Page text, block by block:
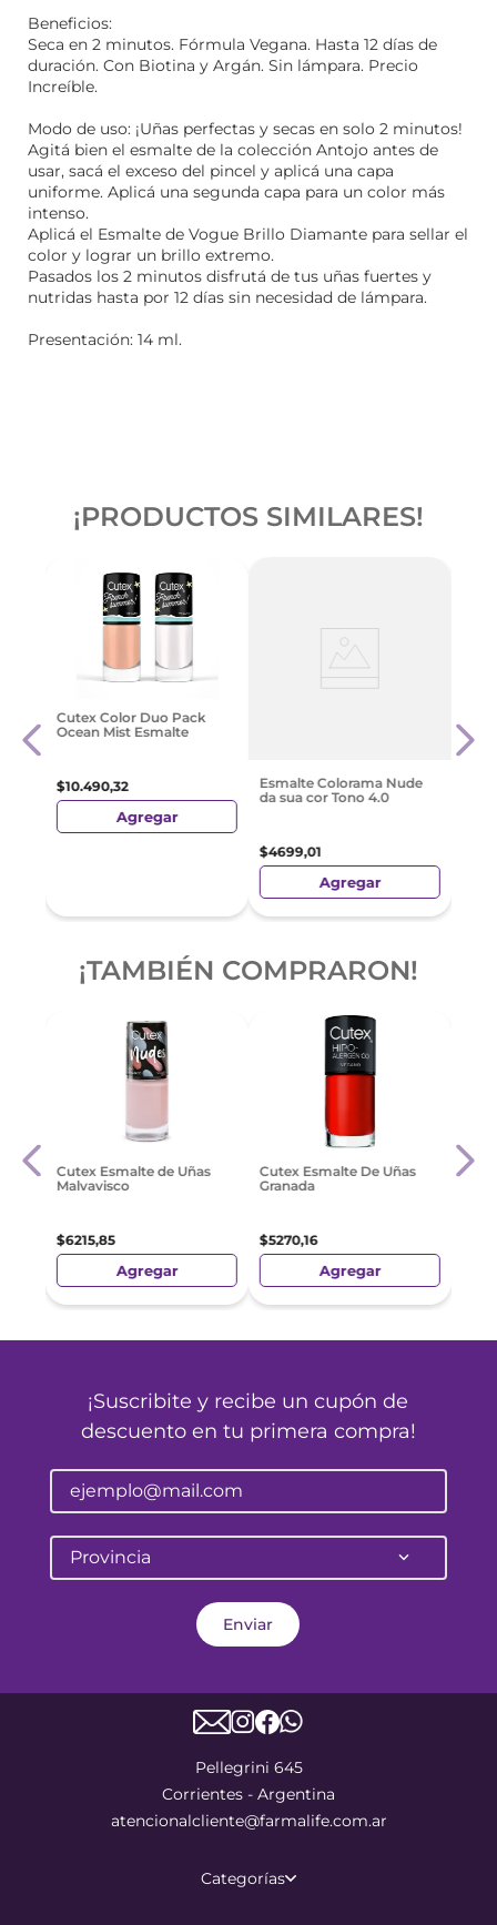
Beneficios:
Seca en 2 minutos. Fórmula Vegana. Hasta 12 días de
duración. Con Biotina y Argán. Sin lámpara. Precio
Increíble.
Modo de uso: ¡Uñas perfectas y secas en solo 2 minutos!
Agitá bien el esmalte de la colección Antojo antes de
usar, sacá el exceso del pincel y aplicá una capa
uniforme. Aplicá una segunda capa para un color más
intenso.
Aplicá el Esmalte de Vogue Brillo Diamante para sellar el
color y lograr un brillo extremo.
Pasados los 2 minutos disfrutá de tus uñas fuertes y
nutridas hasta por 12 días sin necesidad de lámpara.
Presentación: 14 ml.
¡PRODUCTOS SIMILARES!
Cutex Color Duo Pack
Ocean Mist Esmalte
$10.490,32
Agregar
Esmalte Colorama Nude
da sua cor Tono 4.0
$4699,01
Agregar
¡TAMBIÉN COMPRARON!
Cutex Esmalte de Uñas
Malvavisco
$6215,85
Agregar
Cutex Esmalte De Uñas
Granada
$5270,16
Agregar
¡Suscribite y recibe un cupón de
descuento en tu primera compra!
Provincia
Enviar
Pellegrini 645
Corrientes - Argentina
atencionalcliente@farmalife.com.ar
Categorías